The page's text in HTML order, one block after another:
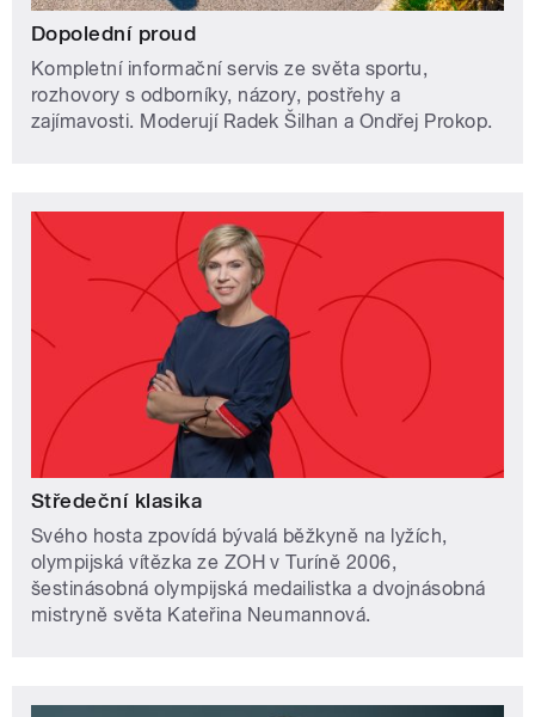
Dopolední proud
Kompletní informační servis ze světa sportu,
rozhovory s odborníky, názory, postřehy a
zajímavosti. Moderují Radek Šilhan a Ondřej Prokop.
Středeční klasika
Svého hosta zpovídá bývalá běžkyně na lyžích,
olympijská vítězka ze ZOH v Turíně 2006,
šestinásobná olympijská medailistka a dvojnásobná
mistryně světa Kateřina Neumannová.